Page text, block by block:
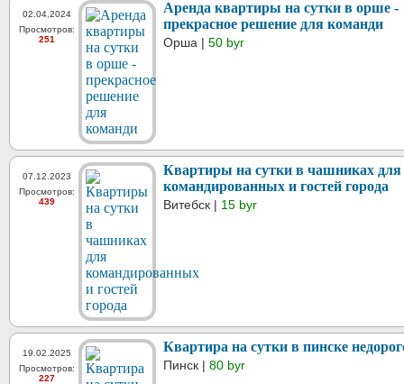
02.04.2024
Просмотров:
251
Аренда квартиры на сутки в орше -
прекрасное решение для команди
Орша | 50 byr
07.12.2023
Просмотров:
439
Квартиры на сутки в чашниках для
командированных и гостей города
Витебск | 15 byr
19.02.2025
Просмотров:
227
Квартира на сутки в пинске
Пинск | 80 byr